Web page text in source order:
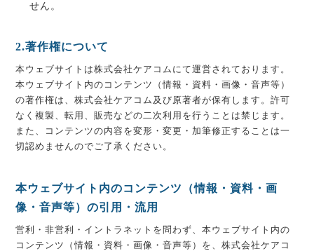
せん。
2.著作権について
本ウェブサイトは株式会社ケアコムにて運営されております。
本ウェブサイト内のコンテンツ（情報・資料・画像・音声等）
の著作権は、株式会社ケアコム及び原著者が保有します。許可
なく複製、転用、販売などの二次利用を行うことは禁じます。
また、コンテンツの内容を変形・変更・加筆修正することは一
切認めませんのでご了承ください。
本ウェブサイト内のコンテンツ（情報・資料・画
像・音声等）の引用・流用
営利・非営利・イントラネットを問わず、本ウェブサイト内の
コンテンツ（情報・資料・画像・音声等）を、株式会社ケアコ